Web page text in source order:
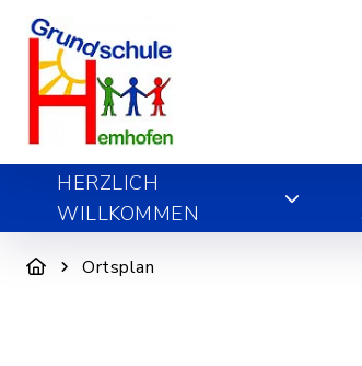
HERZLICH
WILLKOMMEN
Ortsplan